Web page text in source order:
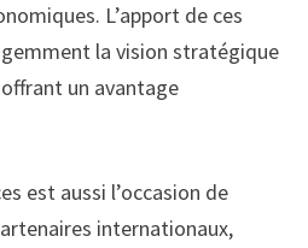
L’apport de ces
la vision stratégique
un avantage
est aussi l’occasion de
internationaux,